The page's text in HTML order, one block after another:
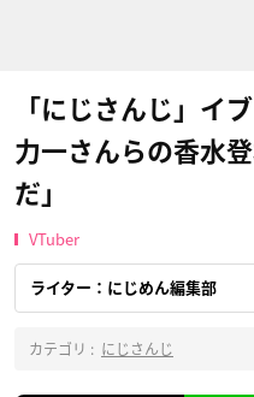
「にじさんじ」イ
力一さんらの香水
だ」
VTuber
ライター：にじめん編集部
カテゴリ : にじさんじ